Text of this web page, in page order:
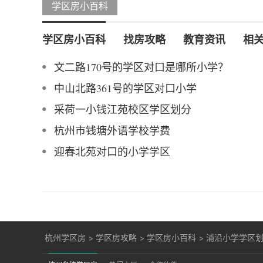
学区房小百科
学区房小百科 找房攻略 教育资讯 相
文二路170号的学区对口是哪所小学？
中山北路361号的学区对口小学
采荷一小钱江苑校区学区划分
杭州市钱塘外语学校学费
迎春北苑对口的小学学区
杭州学区房 > 学区房攻略 > 学区房小百科 > 浦沿小学学区